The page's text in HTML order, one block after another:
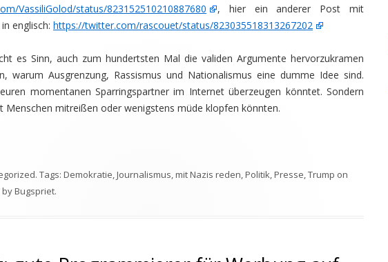
VassiliGolod/status/823152510210887680
, hier ein anderer Post mit
englisch: https://twitter.com/rascouet/status/823035518313267202
es Sinn, auch zum hundertsten Mal die validen Argumente hervorzukramen
warum Ausgrenzung, Rassismus und Nationalismus eine dumme Idee sind.
momentanen Sparringspartner im Internet überzeugen könntet. Sondern
Menschen mitreißen oder wenigstens müde klopfen könnten.
. Tags: Demokratie,Journalismus,mit Nazis reden,Politik,Presse,Trump on
byBugspriet.